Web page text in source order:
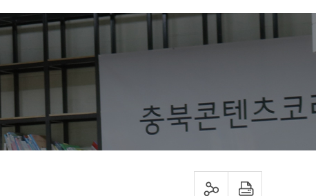
sns 공유하기 프린트하기